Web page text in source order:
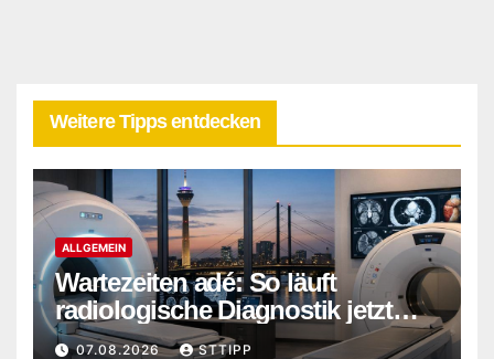
Weitere Tipps entdecken
ALLGEMEIN
Wartezeiten adé: So läuft
radiologische Diagnostik jetzt
ohne Verzögerung ab
07.08.2026 STTIPP